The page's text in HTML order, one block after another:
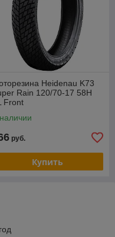
Heidenau K73
Rain 120/70-17 58H
Front
руб.
Купить